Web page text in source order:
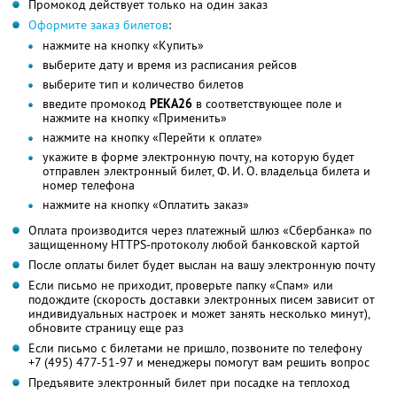
Промокод действует только на один заказ
Оформите заказ билетов:
нажмите на кнопку «Купить»
выберите дату и время из расписания рейсов
выберите тип и количество билетов
введите промокод РЕКА26 в соответствующее поле и
нажмите на кнопку «Применить»
нажмите на кнопку «Перейти к оплате»
укажите в форме электронную почту, на которую будет
отправлен электронный билет, Ф. И. О. владельца билета и
номер телефона
нажмите на кнопку «Оплатить заказ»
Оплата производится через платежный шлюз «Сбербанка» по
защищенному HTTPS-протоколу любой банковской картой
После оплаты билет будет выслан на вашу электронную почту
Если письмо не приходит, проверьте папку «Спам» или
подождите (скорость доставки электронных писем зависит от
индивидуальных настроек и может занять несколько минут),
обновите страницу еще раз
Если письмо с билетами не пришло, позвоните по телефону
+7 (495) 477-51-97 и менеджеры помогут вам решить вопрос
Предъявите электронный билет при посадке на теплоход